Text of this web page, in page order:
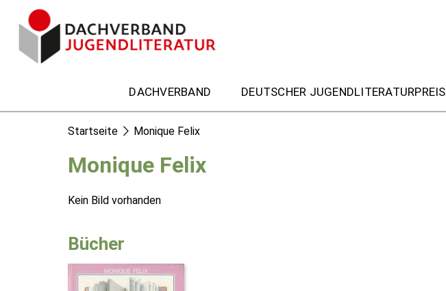
DACHVERBAND DEUTSCHER JUGENDLITERATURPREIS
Startseite Monique Felix
Monique Felix
Kein Bild vorhanden
Bücher